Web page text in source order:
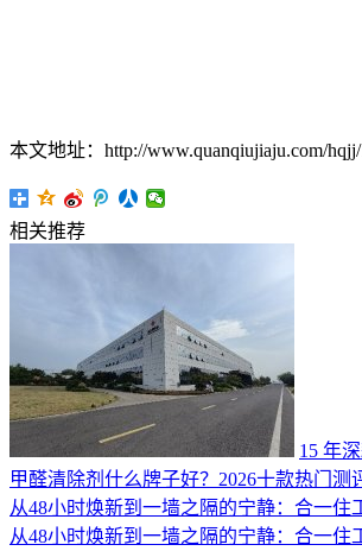
本文地址：http://www.quanqiujiaju.com/
相关推荐
15 年
甲醛清除剂什么牌子好？2026十款热门
从48小时焕新到一墙之隔的宁静：合一住
从48小时焕新到一墙之隔的宁静：合一住